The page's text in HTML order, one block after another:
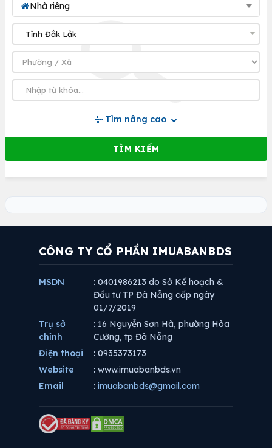
Nhà riêng
Tìm nâng cao
CÔNG TY CỔ PHẦN IMUABANBDS
MSDN
: 0401986213 do Sở Kế hoạch &
Đầu tư TP Đà Nẵng cấp ngày
01/7/2019
Trụ sở
chính
: 16 Nguyễn Sơn Hà, phường Hòa
Cường, tp Đà Nẵng
Điện thoại
: 0935373173
Website
: www.imuabanbds.vn
Email
: imuabanbds@gmail.com